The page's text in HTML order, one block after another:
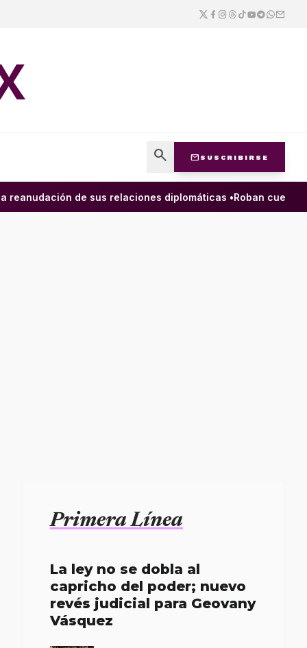
search mail SUSCRIBIRSE
de sus relaciones diplomáticas •Roban cuenta
Primera Línea
La ley no se dobla al
capricho del poder; nuevo
revés judicial para Geovany
Vásquez